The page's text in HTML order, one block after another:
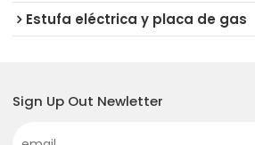
Estufa eléctrica y placa de gas
Sign Up Out Newletter